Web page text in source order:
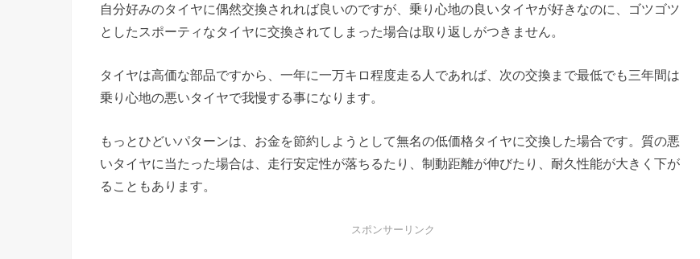
自分好みのタイヤに偶然交換されれば良いのですが、乗り心地の良いタイヤが好きなのに、ゴツゴツ
としたスポーティなタイヤに交換されてしまった場合は取り返しがつきません。
タイヤは高価な部品ですから、一年に一万キロ程度走る人であれば、次の交換まで最低でも三年間は
乗り心地の悪いタイヤで我慢する事になります。
もっとひどいパターンは、お金を節約しようとして無名の低価格タイヤに交換した場合です。質の悪
いタイヤに当たった場合は、走行安定性が落ちるたり、制動距離が伸びたり、耐久性能が大きく下が
ることもあります。
スポンサーリンク